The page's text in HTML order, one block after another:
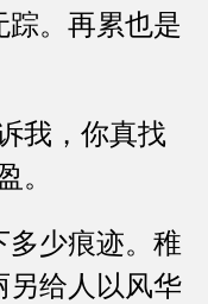
踪。再累也是
我，你真找
。
少痕迹。稚
另给人以风华